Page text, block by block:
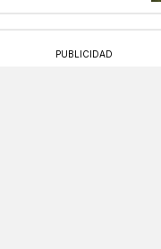
PUBLICIDAD